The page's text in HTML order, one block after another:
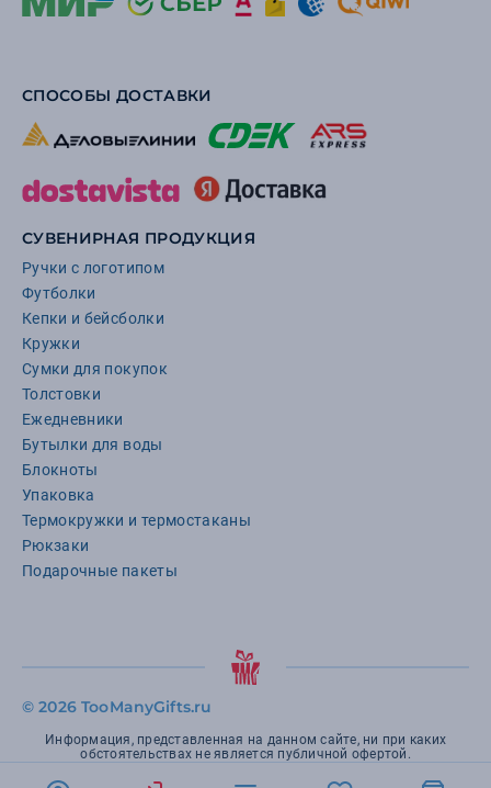
СПОСОБЫ ДОСТАВКИ
СУВЕНИРНАЯ ПРОДУКЦИЯ
Ручки с логотипом
Футболки
Кепки и бейсболки
Кружки
Сумки для покупок
Толстовки
Ежедневники
Бутылки для воды
Блокноты
Упаковка
Термокружки и термостаканы
Рюкзаки
Подарочные пакеты
© 2026 TooManyGifts.ru
Информация, представленная на данном сайте, ни при каких
обстоятельствах не является публичной офертой.